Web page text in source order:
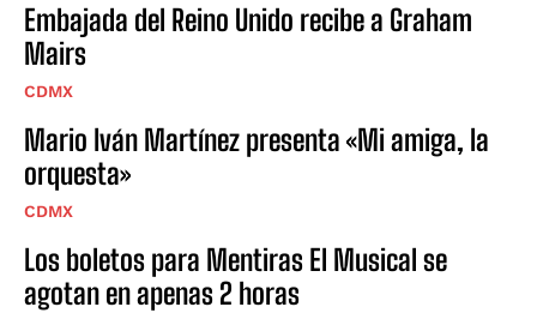
Embajada del Reino Unido recibe a Graham
Mairs
CDMX
Mario Iván Martínez presenta «Mi amiga, la
orquesta»
CDMX
Los boletos para Mentiras El Musical se
agotan en apenas 2 horas